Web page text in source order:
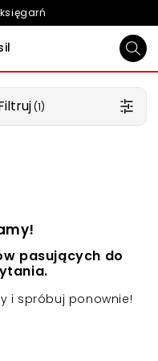
(1)
pasujących do
i spróbuj ponownie!